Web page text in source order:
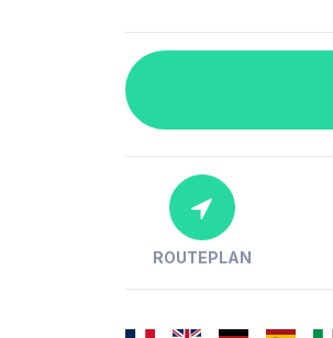
ROUTEPLAN